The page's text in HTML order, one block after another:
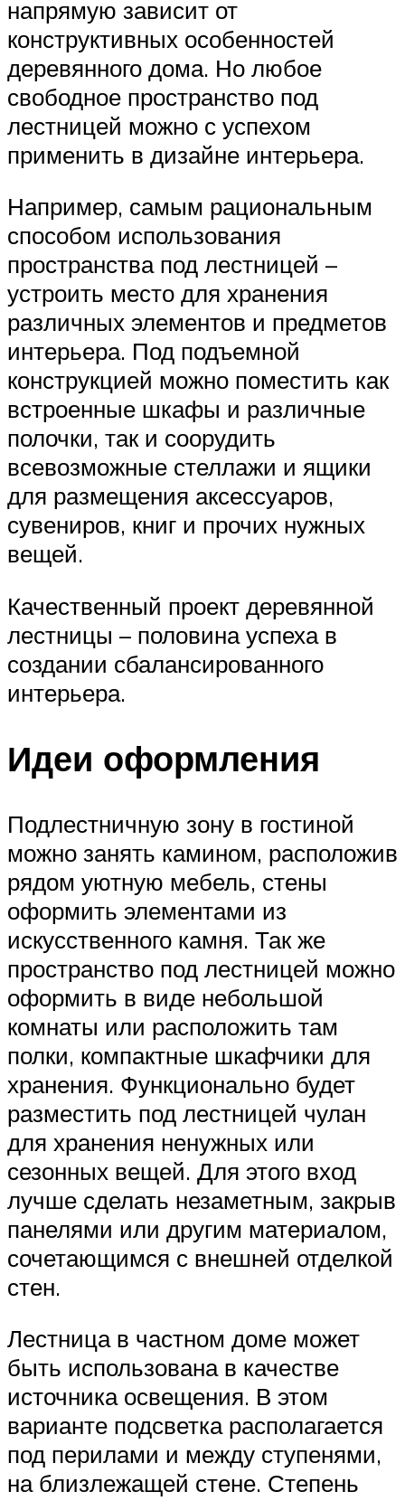
напрямую зависит от
конструктивных особенностей
деревянного дома. Но любое
свободное пространство под
лестницей можно с успехом
применить в дизайне интерьера.
Например, самым рациональным
способом использования
пространства под лестницей –
устроить место для хранения
различных элементов и предметов
интерьера. Под подъемной
конструкцией можно поместить как
встроенные шкафы и различные
полочки, так и соорудить
всевозможные стеллажи и ящики
для размещения аксессуаров,
сувениров, книг и прочих нужных
вещей.
Качественный проект деревянной
лестницы – половина успеха в
создании сбалансированного
интерьера.
Идеи оформления
Подлестничную зону в гостиной
можно занять камином, расположив
рядом уютную мебель, стены
оформить элементами из
искусственного камня. Так же
пространство под лестницей можно
оформить в виде небольшой
комнаты или расположить там
полки, компактные шкафчики для
хранения. Функционально будет
разместить под лестницей чулан
для хранения ненужных или
сезонных вещей. Для этого вход
лучше сделать незаметным, закрыв
панелями или другим материалом,
сочетающимся с внешней отделкой
стен.
Лестница в частном доме может
быть использована в качестве
источника освещения. В этом
варианте подсветка располагается
под перилами и между ступенями,
на близлежащей стене. Степень